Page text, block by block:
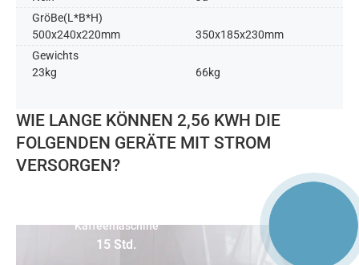
GröBe(L*B*H)
500x240x220mm
350x185x230mm
Gewichts
23kg
66kg
WIE LANGE KÖNNEN 2,56 KWH DIE
FOLGENDEN GERÄTE MIT STROM
VERSORGEN?
Kaffeemaschine
15 Std.